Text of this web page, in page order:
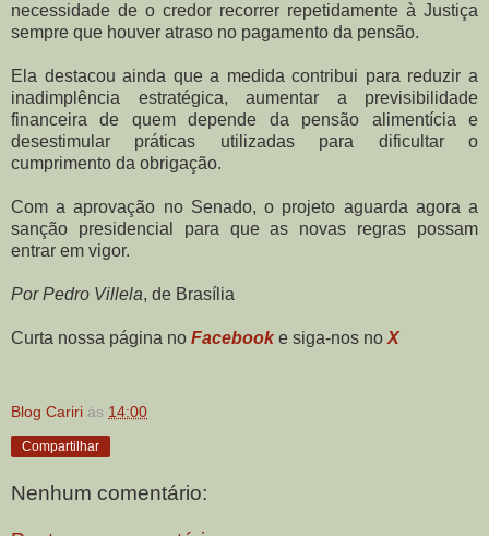
necessidade de o credor recorrer repetidamente à Justiça
sempre que houver atraso no pagamento da pensão.
Ela destacou ainda que a medida contribui para reduzir a
inadimplência estratégica, aumentar a previsibilidade
financeira de quem depende da pensão alimentícia e
desestimular práticas utilizadas para dificultar o
cumprimento da obrigação.
Com a aprovação no Senado, o projeto aguarda agora a
sanção presidencial para que as novas regras possam
entrar em vigor.
Por Pedro Villela, de Brasília
Curta nossa página no Facebooke siga-nos no X
Blog Cariri às 14:00
Compartilhar
Nenhum comentário: